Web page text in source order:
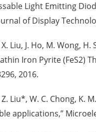
Light Emitting
of Display
Liu, J. Ho, M. Wong,
Iron Pyrite (FeS2)
2016.
Liu*, W. C. Chong, K.
applications,”